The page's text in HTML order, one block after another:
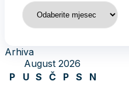
Arhiva
Arhiva
August 2026
P
U S Č P S
N